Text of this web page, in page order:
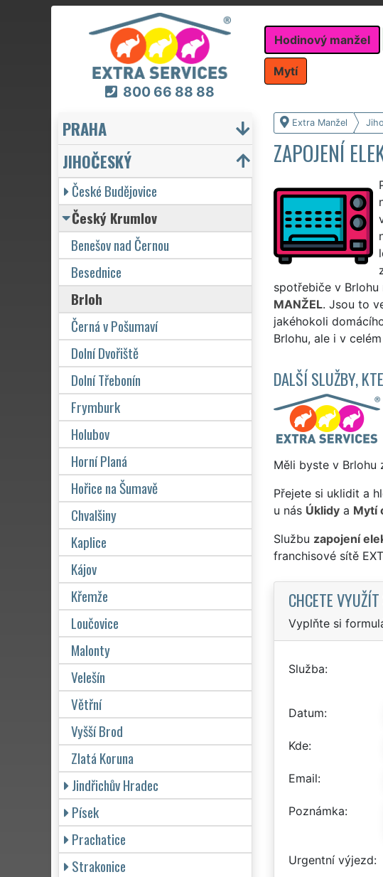
800 66 88 88
Hodinový manžel
Mytí
Extra Manžel
ZAPOJENÍ
spotřebiče v
MANŽEL. Jsou to
jakéhokoli
Brlohu, ale i v
DALŠÍ SLUŽBY,
Měli byste v Brlohu
Přejete si uklidit a
u nás Úklidya Mytí
Službu zapojení
franchisové sítě
CHCETE
Vyplňte si
Služba
Datum
Kde
Email
Poznámka
Urgentní výjezd
PRAHA
JIHOČESKÝ
České Budějovice
Český Krumlov
Benešov nad Černou
Besednice
Brloh
Černá v Pošumaví
Dolní Dvořiště
Dolní Třebonín
Frymburk
Holubov
Horní Planá
Hořice na Šumavě
Chvalšiny
Kaplice
Kájov
Křemže
Loučovice
Malonty
Velešín
Větřní
Vyšší Brod
Zlatá Koruna
Jindřichův Hradec
Písek
Prachatice
Strakonice